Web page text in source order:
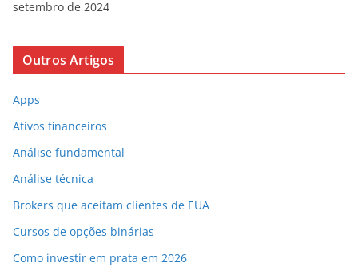
setembro de 2024
Outros Artigos
Apps
Ativos financeiros
Análise fundamental
Análise técnica
Brokers que aceitam clientes de EUA
Cursos de opções binárias
Como investir em prata em 2026